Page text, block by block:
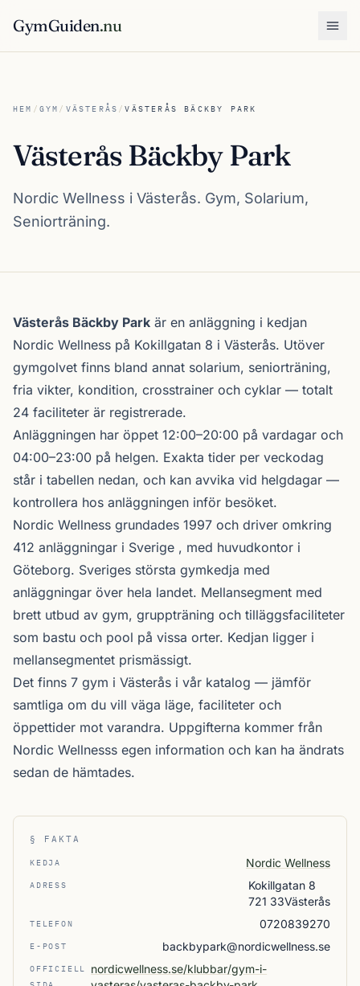
GymGuiden.nu
HEM / GYM / VÄSTERÅS /VÄSTERÅS BÄCKBY PARK
Västerås Bäckby Park
Nordic Wellness i Västerås. Gym, Solarium,
Seniorträning.
Om Västerås Bäckby Park
Västerås Bäckby Park är en anläggning i kedjan
Nordic Wellness på Kokillgatan 8 i Västerås. Utöver
gymgolvet finns bland annat solarium, seniorträning,
fria vikter, kondition, crosstrainer och cyklar — totalt
24 faciliteter är registrerade.
Anläggningen har öppet 12:00–20:00 på vardagar och
04:00–23:00 på helgen. Exakta tider per veckodag
står i tabellen nedan, och kan avvika vid helgdagar —
kontrollera hos anläggningen inför besöket.
Nordic Wellness grundades 1997 och driver omkring
412 anläggningar i Sverige , med huvudkontor i
Göteborg. Sveriges största gymkedja med
anläggningar över hela landet. Mellansegment med
brett utbud av gym, gruppträning och tilläggsfaciliteter
som bastu och pool på vissa orter. Kedjan ligger i
mellansegmentet prismässigt.
Det finns 7 gym i Västerås i vår katalog — jämför
samtliga om du vill väga läge, faciliteter och
öppettider mot varandra. Uppgifterna kommer från
Nordic Wellnesss egen information och kan ha ändrats
sedan de hämtades.
§ FAKTA
KEDJA Nordic Wellness
ADRESS
Kokillgatan 8
721 33Västerås
TELEFON 0720839270
E-POST backbypark@nordicwellness.se
OFFICIELL
nordicwellness.se/klubbar/gym-i-